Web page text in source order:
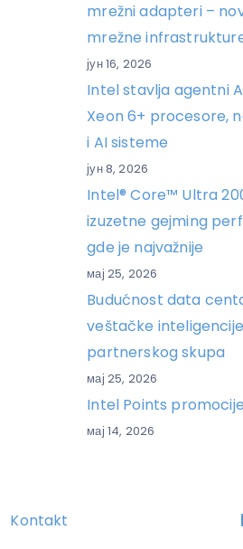
mrežni adapteri –
mrežne
јун 16, 2026
Intel stavlja agentni
Xeon 6+ procesore,
i AI sisteme
јун 8, 2026
Intel® Core™ Ultra
izuzetne gejming
gde je najvažnije
мај 25, 2026
Budućnost data
veštačke inteligencije
partnerskog skupa
мај 25, 2026
Intel Points
мај 14, 2026
Kontakt